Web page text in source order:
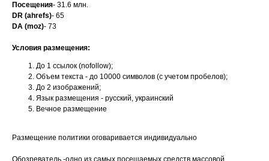
Посещения- 31.6 млн.
DR (ahrefs)- 65
DA (moz)- 73
Условия размещения:
До 1 ссылок (nofollow);
Объем текста - до 10000 символов (с учетом пробелов);
До 2 изображений;
Язык размещения - русский, украинский
Вечное размещение
Размещение политики оговаривается индивидуально
Обозреватель -одно из самых посещаемых средств массовой